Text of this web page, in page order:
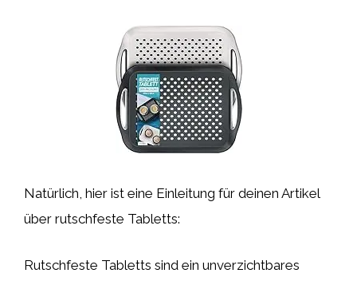
Natürlich, hier ist eine Einleitung für deinen Artikel
über rutschfeste Tabletts:
Rutschfeste Tabletts sind ein unverzichtbares